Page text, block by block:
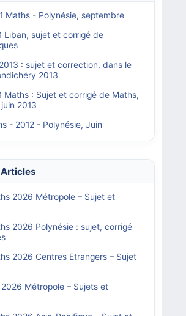
Maths - Polynésie, septembre
Liban, sujet et corrigé de
: sujet et correction, dans le
2013
Maths : Sujet et corrigé de Maths,
2013
- 2012 - Polynésie, Juin
2026 Métropole – Sujet et
2026 Polynésie : sujet, corrigé
2026 Centres Etrangers – Sujet
Métropole – Sujets et